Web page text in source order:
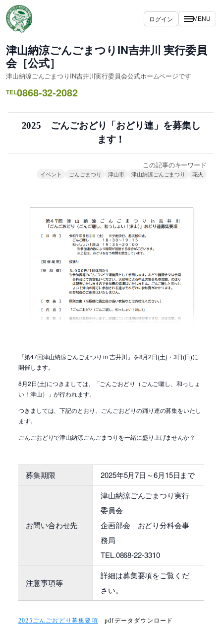
容
を
ス
キ
ッ
プ
ログイン MENU
津山納涼ごんごまつりIN吉井川 実行委員
会［公式］
津山納涼ごんごまつりIN吉井川実行委員会公式ホームページです
TEL0868-32-2082
2025 ごんごおどり「おどり連」を募集し
ます！
この記事のキーワード
イベント ごんごまつり 津山市 津山納涼ごんごまつり 花火
『第47回津山納涼ごんごまつり in 吉井川』を8月2日(土)・3日(日)に
開催します。
8月2日(土)につきましては、「ごんごおどり（ごんご囃し、和っしょ
い！津山）」が行われます。
つきましては、下記のとおり、ごんごおどりの踊り連の募集をいたし
ます。
ごんごおどりで津山納涼ごんごまつりを一緒に盛り上げませんか？
募集期限 2025年5月7日～6月15日まで
お問い合わせ先
津山納涼ごんごまつり実行
委員会
企画部会 おどり分科会事
務局
TEL.0868-22-3310
注意事項等
詳細は募集要項をご覧くだ
さい。
2025ごんごおどり募集要項 pdfデータダウンロード